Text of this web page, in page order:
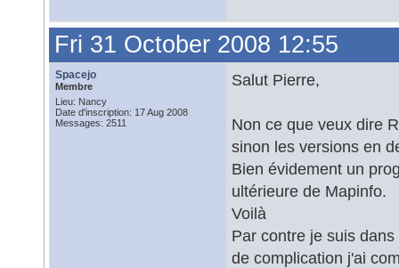
Fri 31 October 2008 12:55
Spacejo
Membre
Lieu: Nancy
Date d'inscription: 17 Aug 2008
Messages: 2511
Salut Pierre,
Non ce que veux dire
sinon les versions en
Bien évidement un
ultérieure de Mapinfo.
Voilà
Par contre je suis
de complication j'ai